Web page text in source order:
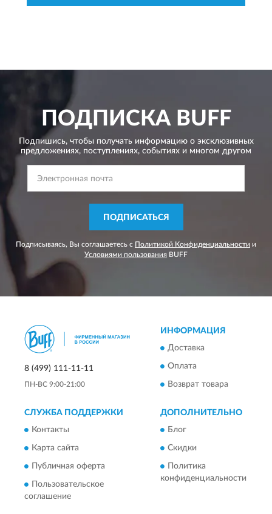
ПОДПИСКАBUFF
Подпишись, чтобы получать информацию о эксклюзивных
предложениях, поступлениях, событиях и многом другом
ПОДПИСАТЬСЯ
Подписываясь, Вы соглашаетесь с Политикой Конфиденциальности и
Условиями пользования BUFF
8 (499) 111-11-11
ПН-ВС 9:00-21:00
ИНФОРМАЦИЯ
Доставка
Оплата
Возврат товара
СЛУЖБА ПОДДЕРЖКИ
Контакты
Карта сайта
Публичная оферта
Пользовательское
соглашение
ДОПОЛНИТЕЛЬНО
Блог
Скидки
Политика
конфиденциальности